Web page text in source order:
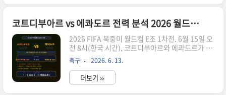
고 있지만, 감독 교체 이후 팀 조직력이 얼마나 빠르
게 안정됐는지가 가장 큰 변수입니다. 반면 튀니지
는 탄탄하고 끈질긴 경기 스타일로 이변을 일으킬
가능성이 있는 팀으로 평가받고 있습니다. 북아프
리카의 복병 튀니지가 스웨덴을 상대로 어떤 경기
를 펼치는지 냉정하게 분석해 드리겠습니다. 경기
기본 정보경기..
코트디부아르 vs 에콰도르 전력 분석 2026 월드컵 E조 1차전 승부 예측과 관전 포인트
2026 FIFA 북중미 월드컵 E조 1차전. 6월 15일 오
전 8시(한국 시간), 코트디부아르와 에콰도르가 맞
붙습니다. 이번 경기는 사실상 E조 2위 경쟁의 분수
령으로 평가받고 있습니다. 독일이 조 1위 후보로
꼽히는 가운데, 코트디부아르와 에콰도르의 맞대
결 결과가 16강 진출 가능성을 크게 좌우할 수 있습
축구 2026. 6. 13.
더보기 ››